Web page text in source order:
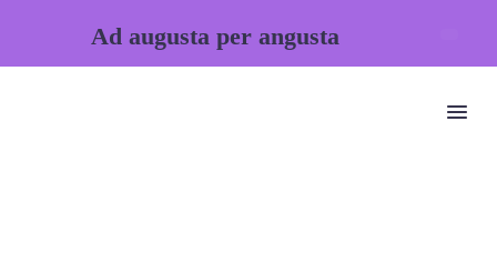
Ad augusta per angusta